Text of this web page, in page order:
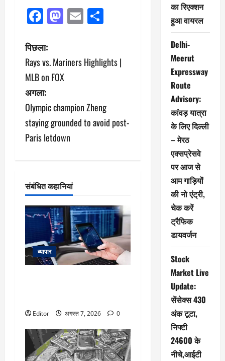
Facebook
Mastodon
Email
पो
स्ट
ने
वि
गे
न
पिछला:
Rays vs. Mariners Highlights |
MLB on FOX
अगला:
Olympic champion Zheng
staying grounded to avoid post-
Paris letdown
संबंधित कहानियां
व्यापार
Editor अगस्त 7, 2026 0
का रिएक्शन
हुआ वायरल
Delhi-
Meerut
Expressway
Route
Advisory:
कांवड़ यात्रा
के लिए दिल्ली
– मेरठ
एक्सप्रेसवे
पर आज से
आम गाड़ियों
की नो एंट्री,
चेक करें
ट्रैफिक
डायवर्जन
Stock
Market Live
Update:
सेंसेक्स 430
अंक टूटा,
निफ्टी
24600 के
नीचे,आईटी